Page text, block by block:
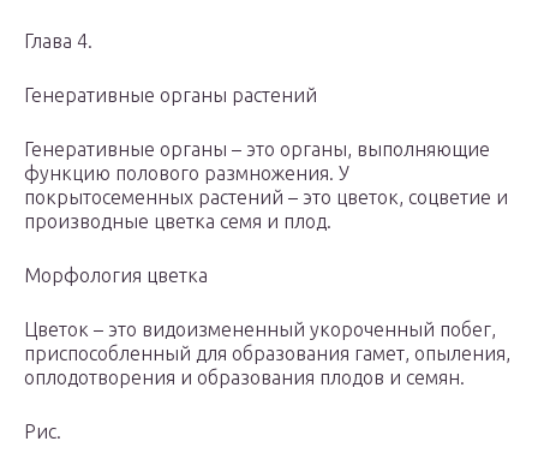
Глава 4.
Генеративные органы растений
Генеративные органы – это органы, выполняющие
функцию полового размножения. У
покрытосеменных растений – это цветок, соцветие и
производные цветка семя и плод.
Морфология цветка
Цветок – это видоизмененный укороченный побег,
приспособленный для образования гамет, опыления,
оплодотворения и образования плодов и семян.
Рис.